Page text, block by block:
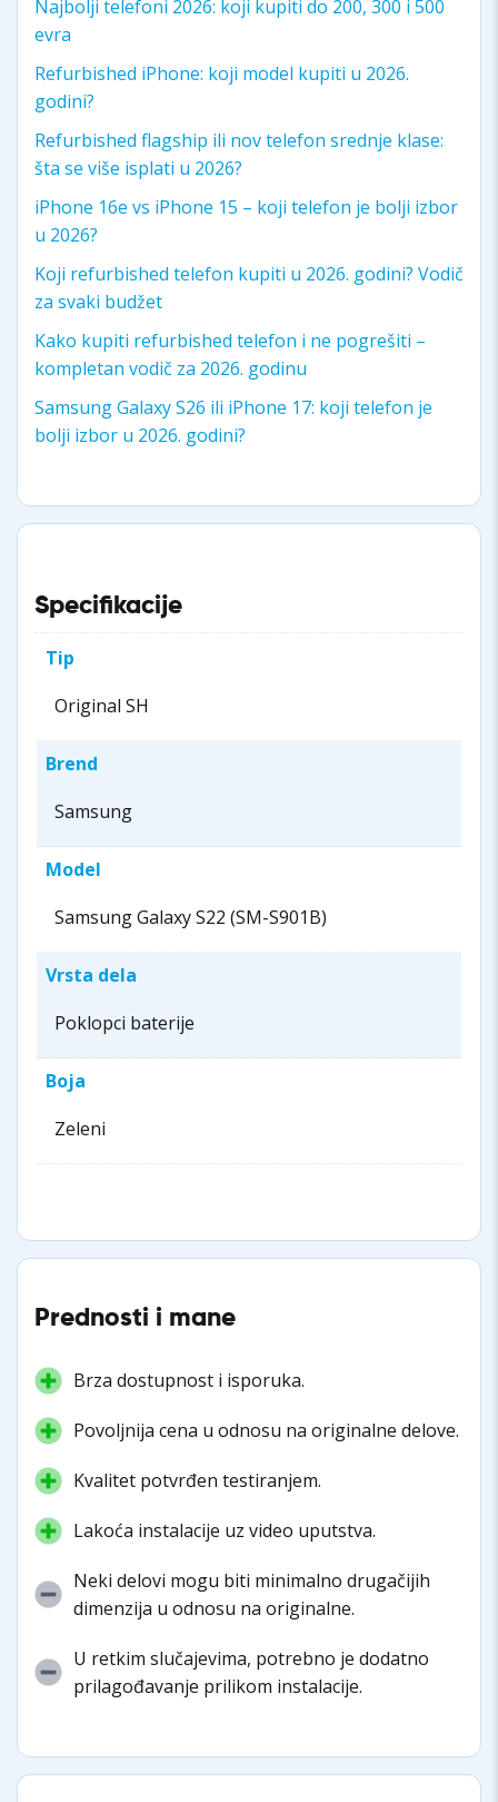
Najbolji telefoni 2026: koji kupiti do 200, 300 i 500
evra
Refurbished iPhone: koji model kupiti u 2026.
godini?
Refurbished flagship ili nov telefon srednje klase:
šta se više isplati u 2026?
iPhone 16e vs iPhone 15 – koji telefon je bolji izbor
u 2026?
Koji refurbished telefon kupiti u 2026. godini? Vodič
za svaki budžet
Kako kupiti refurbished telefon i ne pogrešiti –
kompletan vodič za 2026. godinu
Samsung Galaxy S26 ili iPhone 17: koji telefon je
bolji izbor u 2026. godini?
Specifikacije
Tip
Original SH
Brend
Samsung
Model
Samsung Galaxy S22 (SM-S901B)
Vrsta dela
Poklopci baterije
Boja
Zeleni
Prednosti i mane
Brza dostupnost i isporuka.
Povoljnija cena u odnosu na originalne delove.
Kvalitet potvrđen testiranjem.
Lakoća instalacije uz video uputstva.
Neki delovi mogu biti minimalno drugačijih
dimenzija u odnosu na originalne.
U retkim slučajevima, potrebno je dodatno
prilagođavanje prilikom instalacije.